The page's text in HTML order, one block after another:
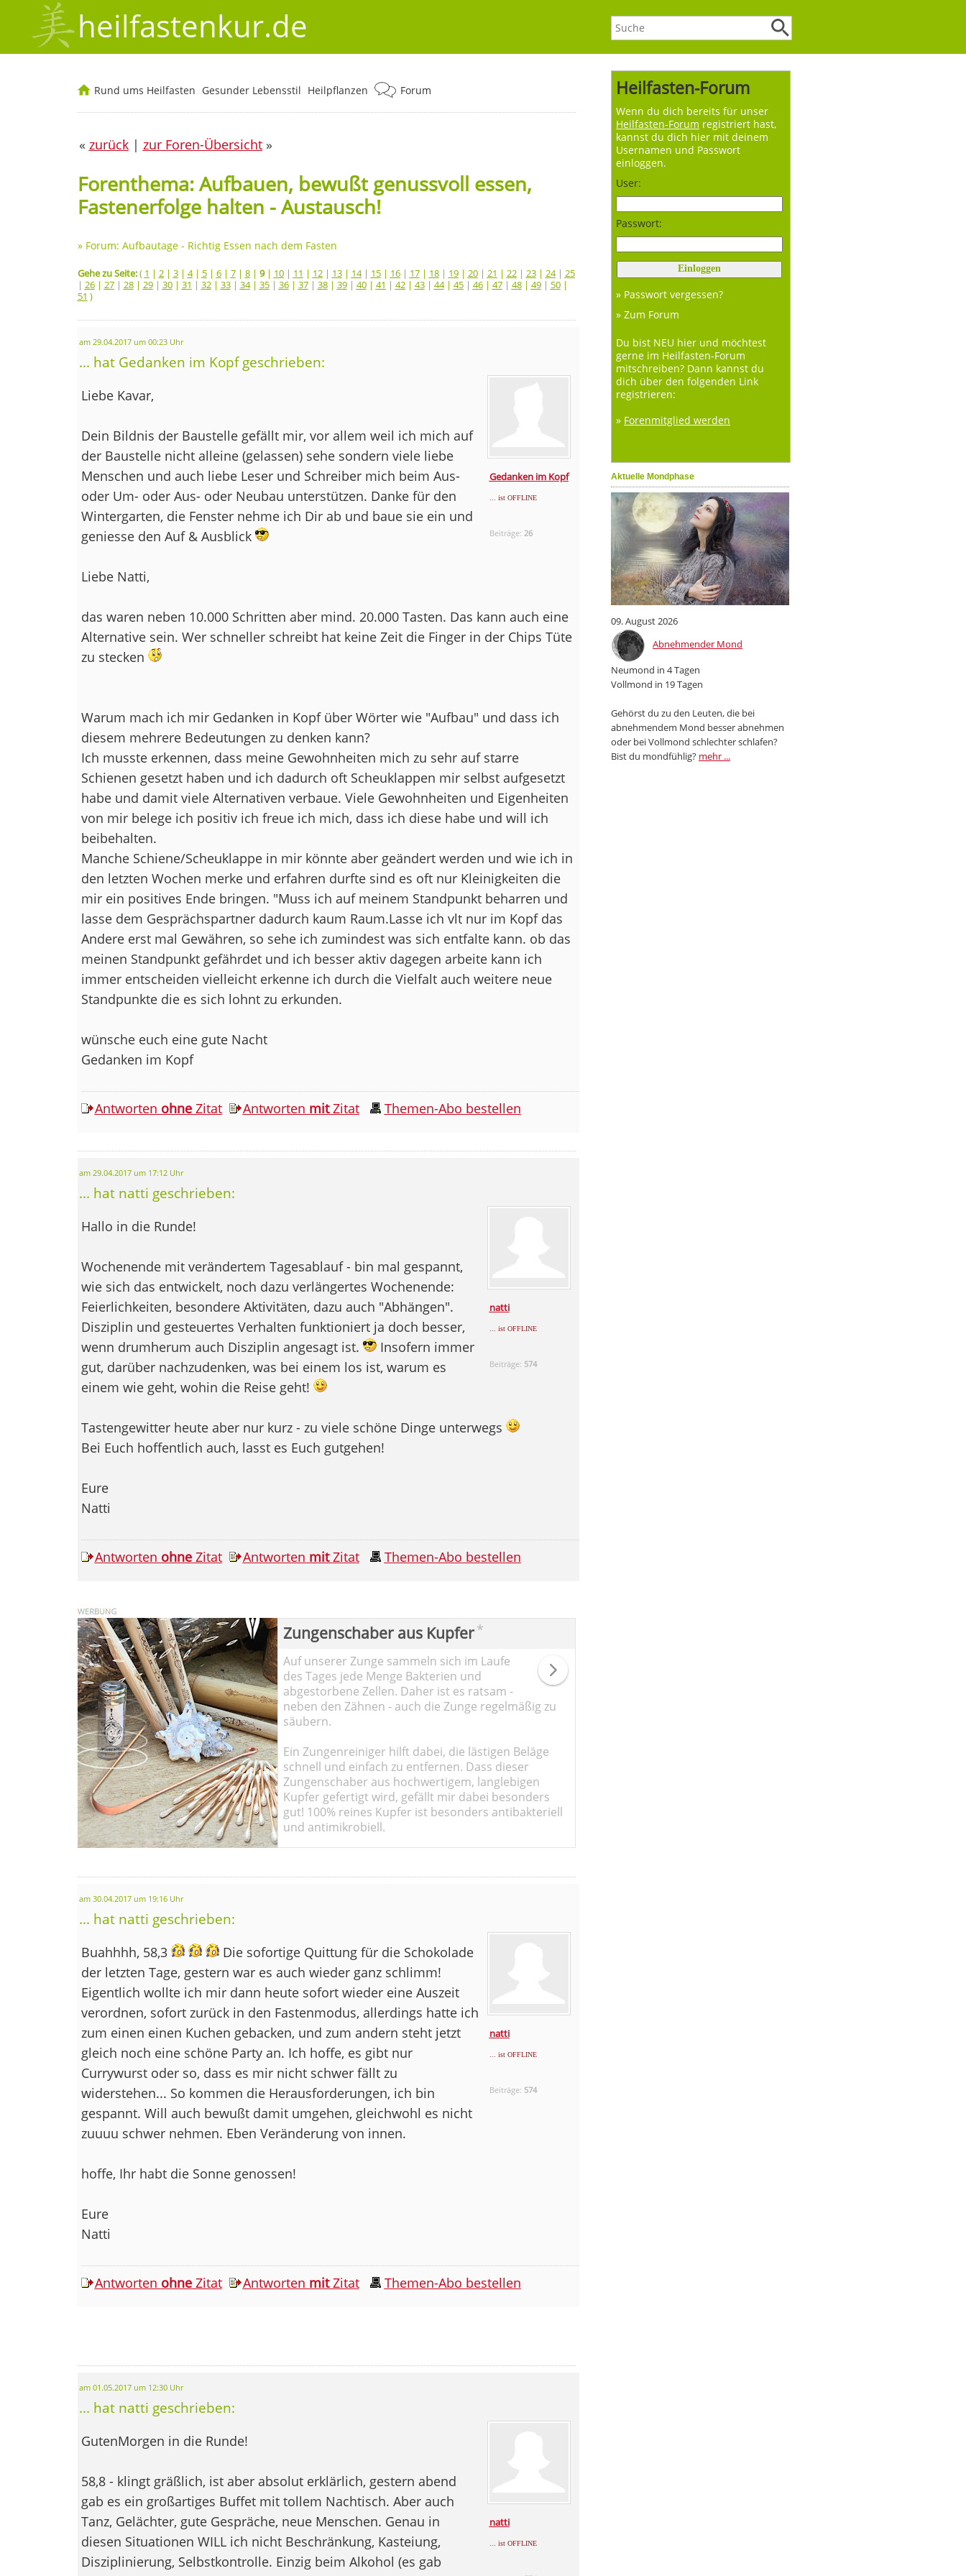
heilfastenkur.de
Heilfasten-Forum
Wenn du dich bereits für unser
Heilfasten-Forum registriert hast,
kannst du dich hier mit deinem
Usernamen und Passwort
einloggen.
User:
Passwort:
» Passwort vergessen?
» Zum Forum
Du bist NEU hier und möchtest
gerne im Heilfasten-Forum
mitschreiben? Dann kannst du
dich über den folgenden Link
registrieren:
» Forenmitglied werden
Aktuelle Mondphase
09. August 2026
Abnehmender Mond
Neumond in 4 Tagen
Vollmond in 19 Tagen
Gehörst du zu den Leuten, die bei
abnehmendem Mond besser abnehmen
oder bei Vollmond schlechter schlafen?
Bist du mondfühlig? mehr ...
Rund ums Heilfasten Gesunder Lebensstil Heilpflanzen Forum
« zurück| zur Foren-Übersicht»
Forenthema: Aufbauen, bewußt genussvoll essen,
Fastenerfolge halten - Austausch!
» Forum: Aufbautage - Richtig Essen nach dem Fasten
Gehe zu Seite:( 1 | 2| 3| 4| 5| 6| 7| 8| 9| 10| 11 | 12| 13| 14| 15| 16| 17| 18| 19| 20| 21 | 22| 23| 24| 25
| 26| 27| 28| 29| 30| 31 | 32| 33| 34| 35| 36| 37| 38| 39| 40| 41 | 42| 43| 44| 45| 46| 47| 48| 49| 50|
51 )
am 29.04.2017 um 00:23 Uhr
... hat Gedanken im Kopf geschrieben:
Gedanken im Kopf
... ist OFFLINE
Beiträge: 26
Liebe Kavar,
Dein Bildnis der Baustelle gefällt mir, vor allem weil ich mich auf
der Baustelle nicht alleine (gelassen) sehe sondern viele liebe
Menschen und auch liebe Leser und Schreiber mich beim Aus-
oder Um- oder Aus- oder Neubau unterstützen. Danke für den
Wintergarten, die Fenster nehme ich Dir ab und baue sie ein und
geniesse den Auf & Ausblick
Liebe Natti,
das waren neben 10.000 Schritten aber mind. 20.000 Tasten. Das kann auch eine
Alternative sein. Wer schneller schreibt hat keine Zeit die Finger in der Chips Tüte
zu stecken
Warum mach ich mir Gedanken in Kopf über Wörter wie "Aufbau" und dass ich
diesem mehrere Bedeutungen zu denken kann?
Ich musste erkennen, dass meine Gewohnheiten mich zu sehr auf starre
Schienen gesetzt haben und ich dadurch oft Scheuklappen mir selbst aufgesetzt
habe und damit viele Alternativen verbaue. Viele Gewohnheiten und Eigenheiten
von mir belege ich positiv ich freue ich mich, dass ich diese habe und will ich
beibehalten.
Manche Schiene/Scheuklappe in mir könnte aber geändert werden und wie ich in
den letzten Wochen merke und erfahren durfte sind es oft nur Kleinigkeiten die
mir ein positives Ende bringen. "Muss ich auf meinem Standpunkt beharren und
lasse dem Gesprächspartner dadurch kaum Raum.Lasse ich vlt nur im Kopf das
Andere erst mal Gewähren, so sehe ich zumindest was sich entfalte kann. ob das
meinen Standpunkt gefährdet und ich besser aktiv dagegen arbeite kann ich
immer entscheiden vielleicht erkenne ich durch die Vielfalt auch weitere neue
Standpunkte die es sich lohnt zu erkunden.
wünsche euch eine gute Nacht
Gedanken im Kopf
Antworten ohneZitat Antworten mitZitat Themen-Abo bestellen
am 29.04.2017 um 17:12 Uhr
... hat natti geschrieben:
natti
... ist OFFLINE
Beiträge: 574
Hallo in die Runde!
Wochenende mit verändertem Tagesablauf - bin mal gespannt,
wie sich das entwickelt, noch dazu verlängertes Wochenende:
Feierlichkeiten, besondere Aktivitäten, dazu auch "Abhängen".
Disziplin und gesteuertes Verhalten funktioniert ja doch besser,
wenn drumherum auch Disziplin angesagt ist.
Insofern immer
gut, darüber nachzudenken, was bei einem los ist, warum es
einem wie geht, wohin die Reise geht!
Tastengewitter heute aber nur kurz - zu viele schöne Dinge unterwegs
Bei Euch hoffentlich auch, lasst es Euch gutgehen!
Eure
Natti
Antworten ohneZitat Antworten mitZitat Themen-Abo bestellen
Zungenschaber aus Kupfer*
Auf unserer Zunge sammeln sich im Laufe
des Tages jede Menge Bakterien und
abgestorbene Zellen. Daher ist es ratsam -
neben den Zähnen - auch die Zunge regelmäßig zu
säubern.
Ein Zungenreiniger hilft dabei, die lästigen Beläge
schnell und einfach zu entfernen. Dass dieser
Zungenschaber aus hochwertigem, langlebigen
Kupfer gefertigt wird, gefällt mir dabei besonders
gut! 100% reines Kupfer ist besonders antibakteriell
und antimikrobiell.
am 30.04.2017 um 19:16 Uhr
... hat natti geschrieben:
natti
... ist OFFLINE
Beiträge: 574
Buahhhh, 58,3
Die sofortige Quittung für die Schokolade
der letzten Tage, gestern war es auch wieder ganz schlimm!
Eigentlich wollte ich mir dann heute sofort wieder eine Auszeit
verordnen, sofort zurück in den Fastenmodus, allerdings hatte ich
zum einen einen Kuchen gebacken, und zum andern steht jetzt
gleich noch eine schöne Party an. Ich hoffe, es gibt nur
Currywurst oder so, dass es mir nicht schwer fällt zu
widerstehen... So kommen die Herausforderungen, ich bin
gespannt. Will auch bewußt damit umgehen, gleichwohl es nicht
zuuuu schwer nehmen. Eben Veränderung von innen.
hoffe, Ihr habt die Sonne genossen!
Eure
Natti
Antworten ohneZitat Antworten mitZitat Themen-Abo bestellen
am 01.05.2017 um 12:30 Uhr
... hat natti geschrieben:
natti
... ist OFFLINE
GutenMorgen in die Runde!
58,8 - klingt gräßlich, ist aber absolut erklärlich, gestern abend
gab es ein großartiges Buffet mit tollem Nachtisch. Aber auch
Tanz, Gelächter, gute Gespräche, neue Menschen. Genau in
diesen Situationen WILL ich nicht Beschränkung, Kasteiung,
Disziplinierung, Selbstkontrolle. Einzig beim Alkohol (es gab